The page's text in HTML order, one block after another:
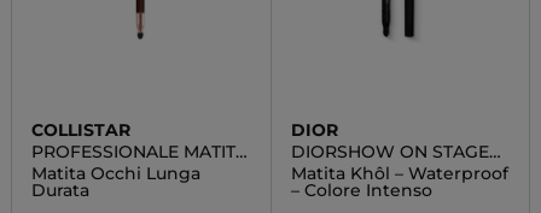
COLLISTAR
PROFESSIONALE MATITA
OCCHI
Matita Occhi Lunga
Durata
DIOR
DIORSHOW ON STAGE
CRAYON
Matita Khôl – Waterproof
– Colore Intenso